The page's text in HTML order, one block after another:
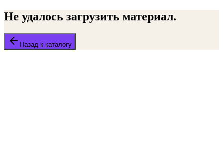
Не удалось загрузить материал.
Назад к каталогу